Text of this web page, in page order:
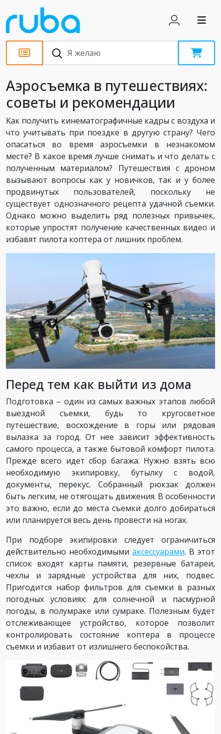
Статьи
Аэросъемка в путешествиях:
советы и рекомендации
Как получить кинематографичные кадры с воздуха и
что учитывать при поездке в другую страну? Чего
опасаться во время аэросъемки в незнакомом
месте? В какое время лучше снимать и что делать с
полученным материалом? Путешествия с дроном
вызывают вопросы как у новичков, так и у более
продвинутых пользователей, поскольку не
существует однозначного рецепта удачной съемки.
Однако можно выделить ряд полезных привычек,
которые упростят получение качественных видео и
избавят пилота коптера от лишних проблем.
Перед тем как выйти из дома
Подготовка – один из самых важных этапов любой
выездной съемки, будь то кругосветное
путешествие, восхождение в горы или рядовая
вылазка за город. От нее зависит эффективность
самого процесса, а также бытовой комфорт пилота.
Прежде всего идет сбор багажа. Нужно взять всю
необходимую экипировку, бутылку с водой,
документы, перекус. Собранный рюкзак должен
быть легким, не отягощать движения. В особенности
это важно, если до места съемки долго добираться
или планируется весь день провести на ногах.
При подборе экипировки следует ограничиться
действительно необходимыми аксессуарами. В этот
список входят карты памяти, резервные батареи,
чехлы и зарядные устройства для них, подвес.
Пригодится набор фильтров для съемки в разных
погодных условиях: для солнечной и пасмурной
погоды, в полумраке или сумраке. Полезным будет
отслеживающее устройство, которое позволит
контролировать состояние коптера в процессе
съемки и избавит от излишнего беспокойства.